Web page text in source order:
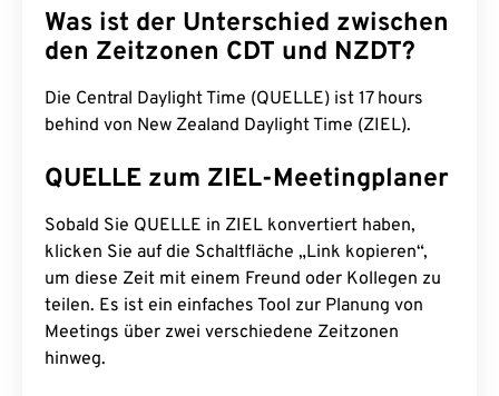
Was ist der Unterschied zwischen
den Zeitzonen CDT und NZDT?
Die Central Daylight Time (QUELLE) ist 17 hours
behind von New Zealand Daylight Time (ZIEL).
QUELLE zum ZIEL-Meetingplaner
Sobald Sie QUELLE in ZIEL konvertiert haben,
klicken Sie auf die Schaltfläche „Link kopieren“,
um diese Zeit mit einem Freund oder Kollegen zu
teilen. Es ist ein einfaches Tool zur Planung von
Meetings über zwei verschiedene Zeitzonen
hinweg.